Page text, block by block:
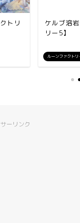
トリ
ルーンファクト
ケルブ溶
リー5】
ーリンク